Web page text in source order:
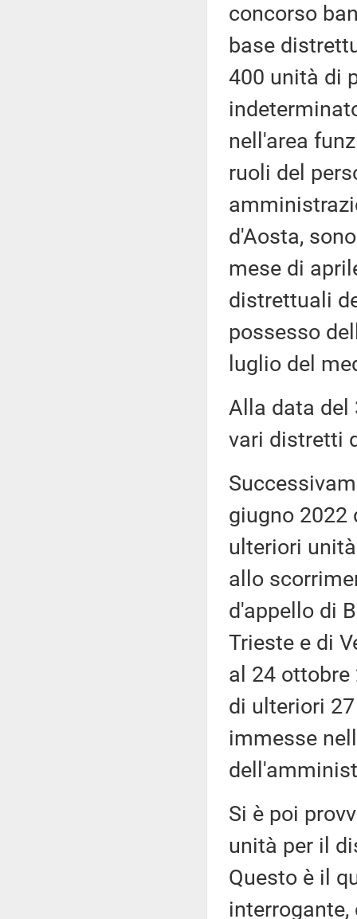
concorso
base
400 unità di
nell'area
ruoli del
d'Aosta,
mese di
distrettuali
possesso
luglio del
Alla data del
vari distretti
giugno 2022
ulteriori
allo
d'appello di
Trieste e di
al 24 ottobre
di ulteriori
immesse
Si è poi
unità per il
Questo è il